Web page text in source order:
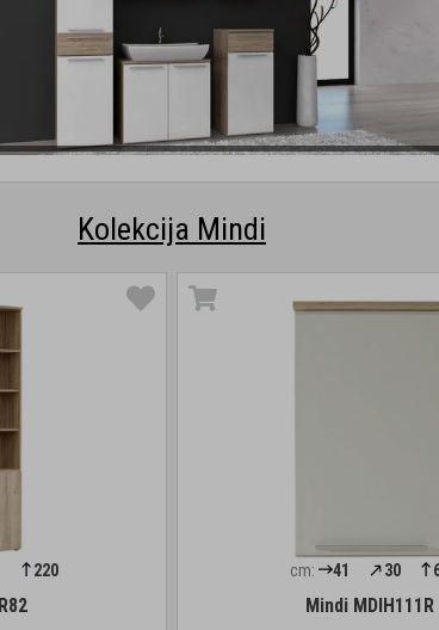
Kolekcija Mindi
220 cm: 41 30
Mindi MDIH111R